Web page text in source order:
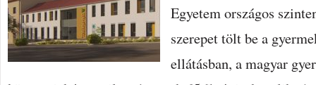
Egyetem országos
szerepet tölt be a
ellátásban, a magyar